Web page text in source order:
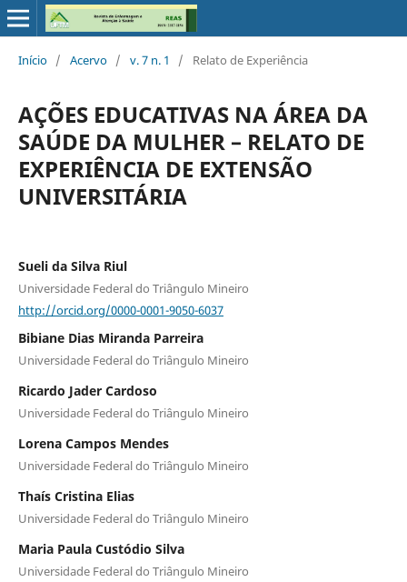
Início / Acervo / v. 7 n. 1 / Relato de Experiência
AÇÕES EDUCATIVAS NA ÁREA DA
SAÚDE DA MULHER – RELATO DE
EXPERIÊNCIA DE EXTENSÃO
UNIVERSITÁRIA
Sueli da Silva Riul
Universidade Federal do Triângulo Mineiro
http://orcid.org/0000-0001-9050-6037
Bibiane Dias Miranda Parreira
Universidade Federal do Triângulo Mineiro
Ricardo Jader Cardoso
Universidade Federal do Triângulo Mineiro
Lorena Campos Mendes
Universidade Federal do Triângulo Mineiro
Thaís Cristina Elias
Universidade Federal do Triângulo Mineiro
Maria Paula Custódio Silva
Universidade Federal do Triângulo Mineiro